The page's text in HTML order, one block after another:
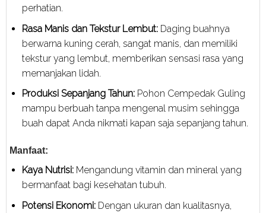
perhatian.
Rasa Manis dan Tekstur Lembut:Daging buahnya
berwarna kuning cerah, sangat manis, dan memiliki
tekstur yang lembut, memberikan sensasi rasa yang
memanjakan lidah.
Produksi Sepanjang Tahun:Pohon Cempedak Guling
mampu berbuah tanpa mengenal musim sehingga
buah dapat Anda nikmati kapan saja sepanjang tahun.
Manfaat:
Kaya Nutrisi:Mengandung vitamin dan mineral yang
bermanfaat bagi kesehatan tubuh.
Potensi Ekonomi:Dengan ukuran dan kualitasnya,